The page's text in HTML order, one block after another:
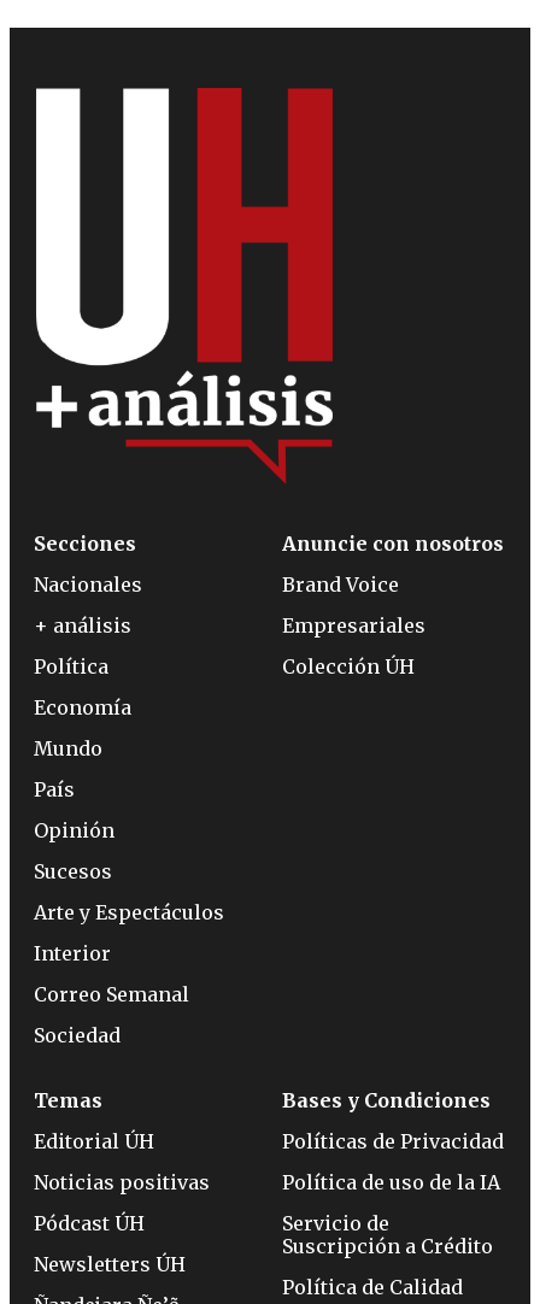
Secciones
Nacionales
+ análisis
Política
Economía
Mundo
País
Opinión
Sucesos
Arte y Espectáculos
Interior
Correo Semanal
Sociedad
Anuncie con nosotros
Brand Voice
Empresariales
Colección ÚH
Temas
Editorial ÚH
Noticias positivas
Pódcast ÚH
Newsletters ÚH
Bases y Condiciones
Políticas de Privacidad
Política de uso de la IA
Servicio de
Suscripción a Crédito
Política de Calidad